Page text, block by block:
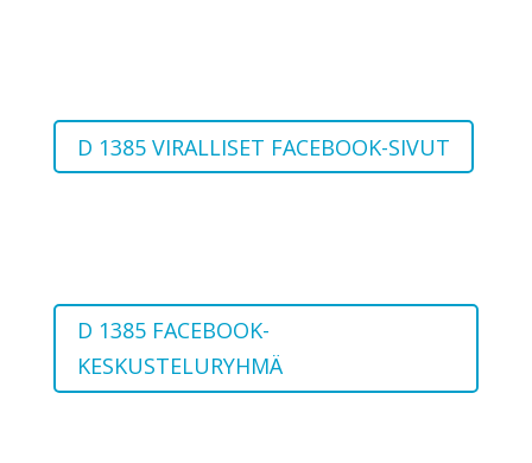
D 1385 VIRALLISET FACEBOOK-SIVUT
D 1385 FACEBOOK-
KESKUSTELURYHMÄ